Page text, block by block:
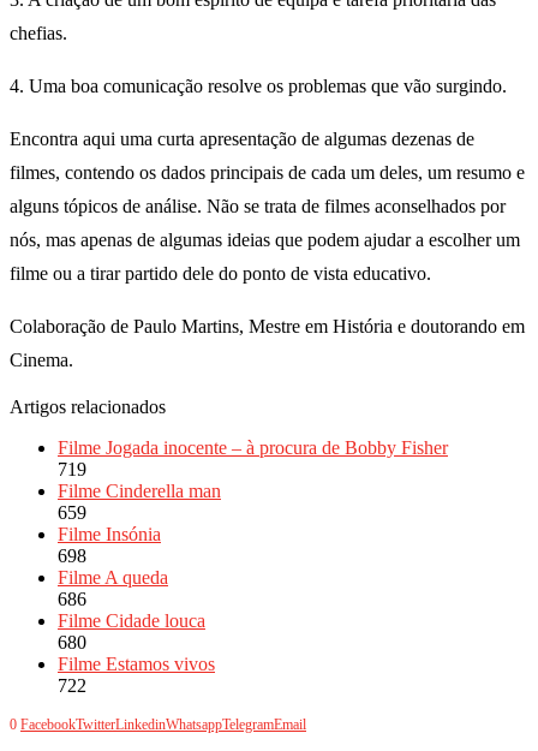
chefias.
4. Uma boa comunicação resolve os problemas que vão surgindo.
Encontra aqui uma curta apresentação de algumas dezenas de
filmes, contendo os dados principais de cada um deles, um resumo e
alguns tópicos de análise. Não se trata de filmes aconselhados por
nós, mas apenas de algumas ideias que podem ajudar a escolher um
filme ou a tirar partido dele do ponto de vista educativo.
Colaboração de Paulo Martins, Mestre em História e doutorando em
Cinema.
Artigos relacionados
Filme Jogada inocente – à procura de Bobby Fisher
719
Filme Cinderella man
659
Filme Insónia
698
Filme A queda
686
Filme Cidade louca
680
Filme Estamos vivos
722
0 FacebookTwitterLinkedinWhatsappTelegramEmail